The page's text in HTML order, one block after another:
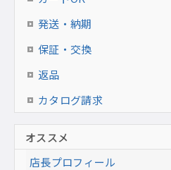
発送・納期
保証・交換
返品
カタログ請求
オススメ
店長プロフィール